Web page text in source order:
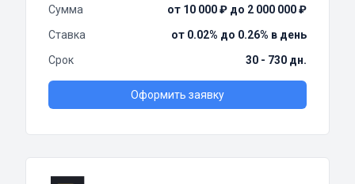
Сумма
от 10 000 ₽ до 2 000 000 ₽
Ставка
от 0.02% до 0.26% в день
Срок
30 - 730 дн.
Оформить заявку